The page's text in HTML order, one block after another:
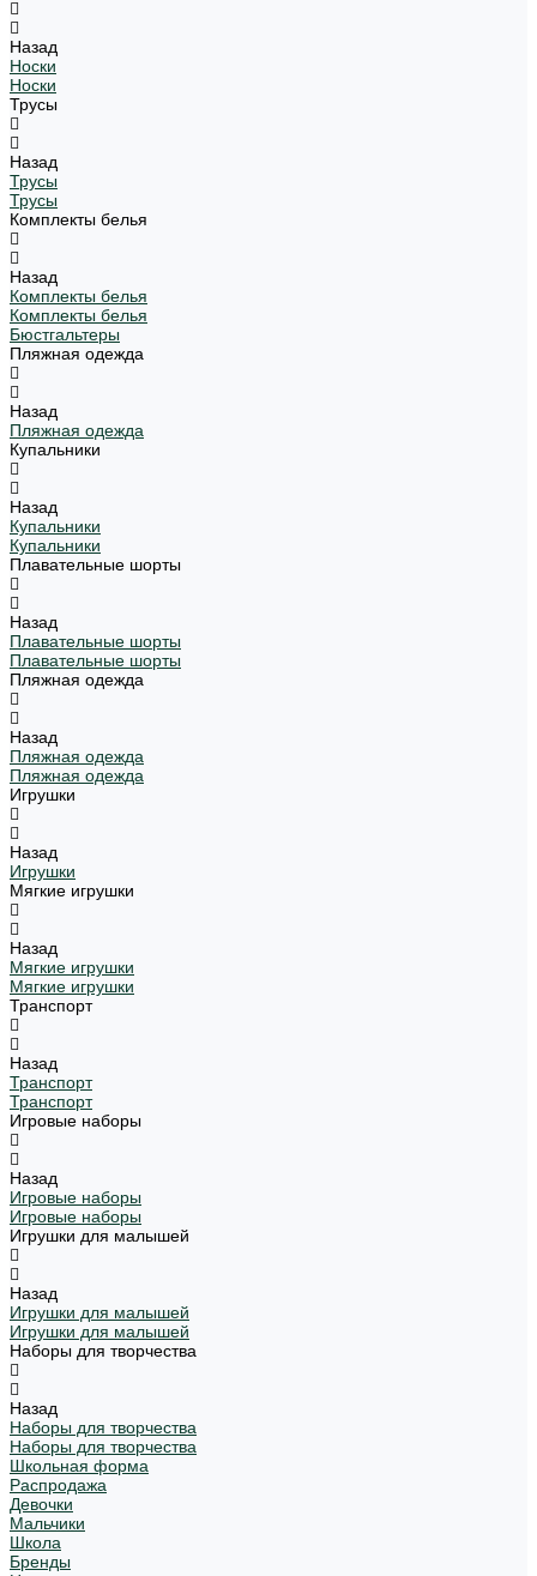
Назад
Носки
Носки
Трусы
Назад
Трусы
Трусы
Комплекты белья
Назад
Комплекты белья
Комплекты белья
Бюстгальтеры
Пляжная одежда
Назад
Пляжная одежда
Купальники
Назад
Купальники
Купальники
Плавательные шорты
Назад
Плавательные шорты
Плавательные шорты
Пляжная одежда
Назад
Пляжная одежда
Пляжная одежда
Игрушки
Назад
Игрушки
Мягкие игрушки
Назад
Мягкие игрушки
Мягкие игрушки
Транспорт
Назад
Транспорт
Транспорт
Игровые наборы
Назад
Игровые наборы
Игровые наборы
Игрушки для малышей
Назад
Игрушки для малышей
Игрушки для малышей
Наборы для творчества
Назад
Наборы для творчества
Наборы для творчества
Школьная форма
Распродажа
Девочки
Мальчики
Школа
Бренды